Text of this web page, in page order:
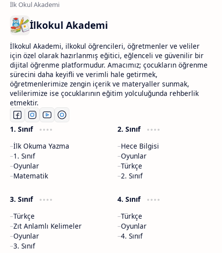
İlkokul Akademi
İlkokul Akademi, ilkokul öğrencileri, öğretmenler ve veliler
için özel olarak hazırlanmış eğitici, eğlenceli ve güvenilir bir
dijital öğrenme platformudur. Amacımız; çocukların öğrenme
sürecini daha keyifli ve verimli hale getirmek,
öğretmenlerimize zengin içerik ve materyaller sunmak,
velilerimize ise çocuklarının eğitim yolculuğunda rehberlik
etmektir.
1. Sınıf
İlk Okuma Yazma
1. Sınıf
Oyunlar
Matematik
2. Sınıf
Hece Bilgisi
Oyunlar
Türkçe
2. Sınıf
3. Sınıf
Türkçe
Zıt Anlamlı Kelimeler
Oyunlar
3. Sınıf
4. Sınıf
Türkçe
Oyunlar
4. Sınıf